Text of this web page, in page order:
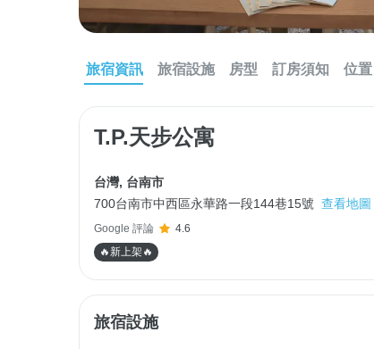
旅宿資訊 旅宿設施 房型 訂房須知 位置
T.P.天步公寓
台灣, 台南市
700台南市中西區永華路一段144巷15號 查看地圖
Google 評論
4.6
🔥新上架🔥
旅宿設施